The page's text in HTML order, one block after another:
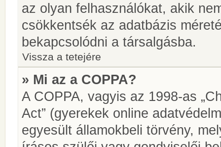
az olyan felhasználókat, akik
csökkentsék az adatbázis
bekapcsolódni a társalgásba.
Vissza a tetejére
» Mi az a COPPA?
A COPPA, vagyis az 1998-as
Act” (gyerekek online
egyesült államokbeli törvény,